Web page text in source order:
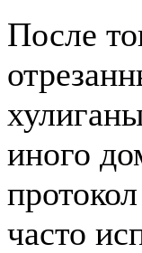
После
иного
часто